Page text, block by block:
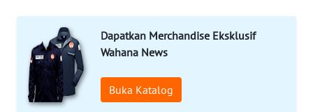
Dapatkan Merchandise Eksklusif
Wahana News
Buka Katalog
WN
LAMPUNG
WN